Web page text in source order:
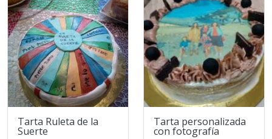
Tarta Ruleta de la
Suerte
Tarta personalizada
con fotografía